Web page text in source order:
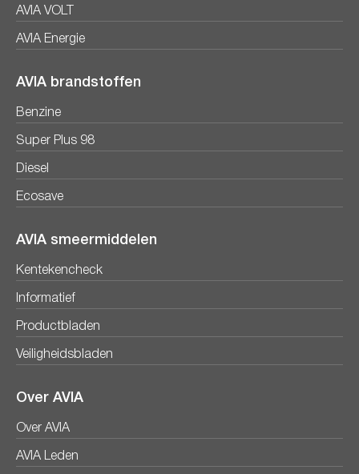
AVIA VOLT
AVIA Energie
AVIA brandstoffen
Benzine
Super Plus 98
Diesel
Ecosave
AVIA smeermiddelen
Kentekencheck
Informatief
Productbladen
Veiligheidsbladen
Over AVIA
Over AVIA
AVIA Leden